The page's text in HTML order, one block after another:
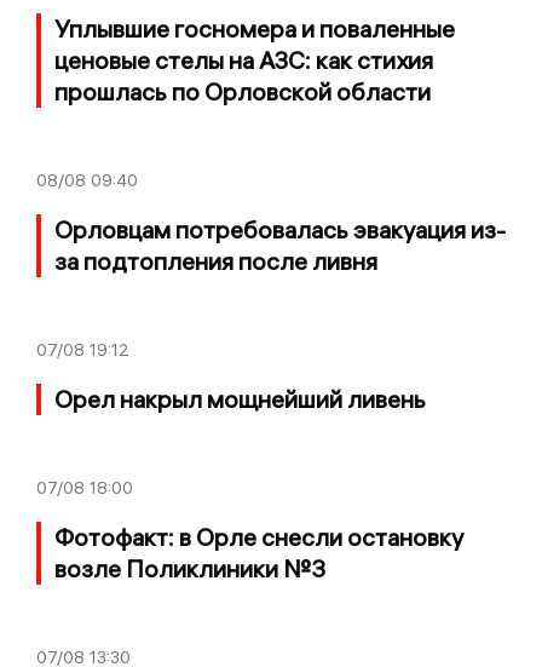
Уплывшие госномера и поваленные
ценовые стелы на АЗС: как стихия
прошлась по Орловской области
08/08 09:40
Орловцам потребовалась эвакуация из-
за подтопления после ливня
07/08 19:12
Орел накрыл мощнейший ливень
07/08 18:00
Фотофакт: в Орле снесли остановку
возле Поликлиники №3
07/08 13:30